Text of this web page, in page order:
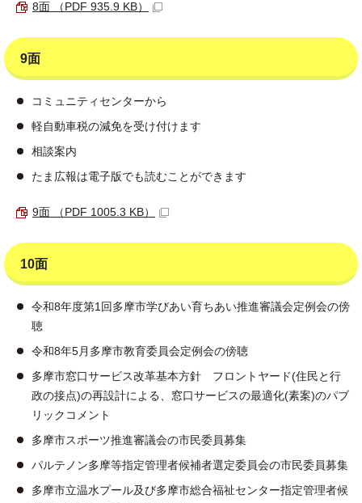
8面 （PDF 935.9 KB）
9面
コミュニティセンターから
軽自動車税の減免を受け付けます
相談案内
たま広報は電子版でも読むことができます
9面 （PDF 1005.3 KB）
10面
令和8年度第1回多摩市学びあい育ちあい推進審議会定例会の傍
聴
令和8年5月多摩市教育委員会定例会の傍聴
多摩市窓口サービス改革基本方針 フロントヤード(住民と行
政の接点)の再設計による、窓口サービスの最適化(素案)のパブ
リックコメント
多摩市スポーツ推進審議会の市民委員募集
パルテノン多摩等指定管理者候補者選定委員会の市民委員募集
多摩市立温水プール及び多摩市総合福祉センター指定管理者候